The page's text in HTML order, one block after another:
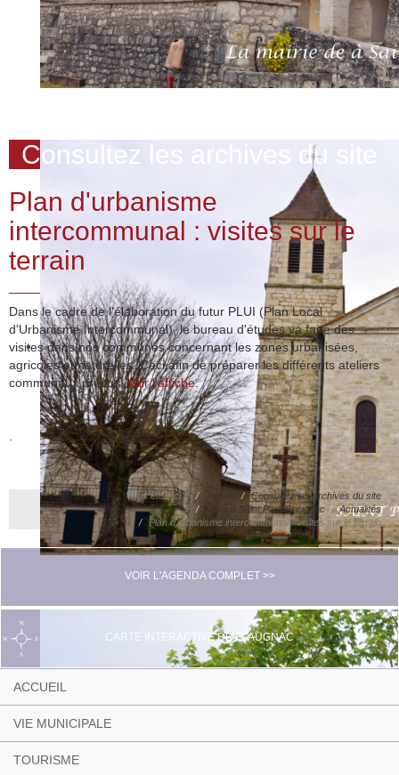
Consultez les archives du site
Plan d'urbanisme
intercommunal : visites sur le
terrain
Dans le cadre de l'élaboration du futur PLUI (Plan Local
d'Urbanisme Intercommunal), le bureau d'études va faire des
visites dans nos communes concernant les zones urbanisées,
agricoles et naturelles. Ceci afin de préparer les différents ateliers
communaux prévus.Voir l'affiche.
Vous êtes ici : Accueil
Consultez les archives du site
Vivre à Saint Paul-Flaugnac
Actualités
Plan d'urbanisme intercommunal : visites sur le terrain
VOIR L'AGENDA COMPLET >>
CARTE INTERACTIVE DE FLAUGNAC
ACCUEIL
VIE MUNICIPALE
TOURISME